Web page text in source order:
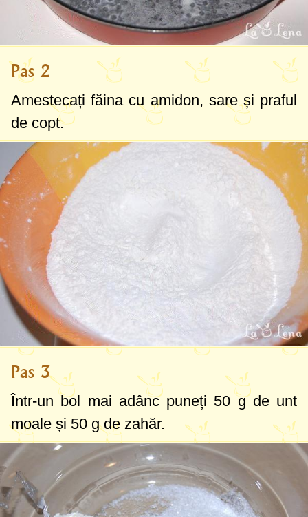
Pas 2
Amestecați făina cu amidon, sare și praful
de copt.
Pas 3
Într-un bol mai adânc puneți 50 gde unt
moale și 50 gde zahăr.